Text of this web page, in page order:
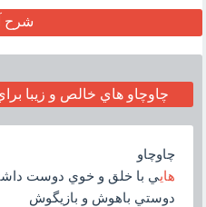
شرح
چاوچاو هاي خالص و زيبا
چاوچاو
هايي با خلق و خوي دوست
دوستي باهوش و بازيگوش